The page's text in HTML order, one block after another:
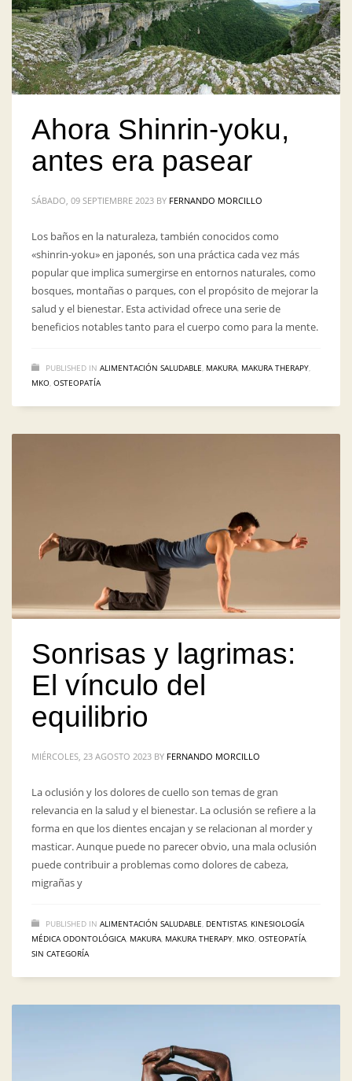
Ahora Shinrin-yoku,
antes era pasear
SÁBADO, 09 SEPTIEMBRE 2023 BY FERNANDO MORCILLO
Los baños en la naturaleza, también conocidos como
«shinrin-yoku» en japonés, son una práctica cada vez más
popular que implica sumergirse en entornos naturales, como
bosques, montañas o parques, con el propósito de mejorar la
salud y el bienestar. Esta actividad ofrece una serie de
beneficios notables tanto para el cuerpo como para la mente.
PUBLISHED IN ALIMENTACIÓN SALUDABLE, MAKURA, MAKURA THERAPY,
MKO, OSTEOPATÍA
Sonrisas y lagrimas:
El vínculo del
equilibrio
MIÉRCOLES, 23 AGOSTO 2023 BY FERNANDO MORCILLO
La oclusión y los dolores de cuello son temas de gran
relevancia en la salud y el bienestar. La oclusión se refiere a la
forma en que los dientes encajan y se relacionan al morder y
masticar. Aunque puede no parecer obvio, una mala oclusión
puede contribuir a problemas como dolores de cabeza,
migrañas y
PUBLISHED IN ALIMENTACIÓN SALUDABLE, DENTISTAS, KINESIOLOGÍA
MÉDICA ODONTOLÓGICA, MAKURA, MAKURA THERAPY, MKO, OSTEOPATÍA,
SIN CATEGORÍA